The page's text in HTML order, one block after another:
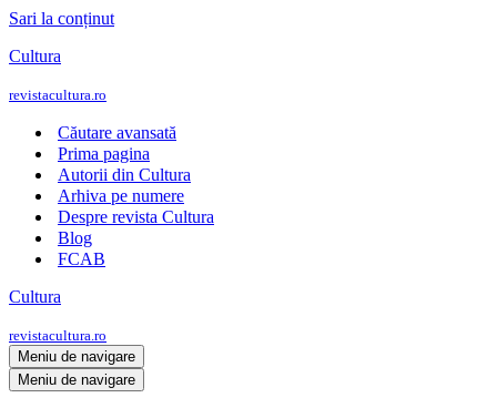
Sari la conținut
Cultura
revistacultura.ro
Căutare avansată
Prima pagina
Autorii din Cultura
Arhiva pe numere
Despre revista Cultura
Blog
FCAB
Cultura
revistacultura.ro
Meniu de navigare
Meniu de navigare